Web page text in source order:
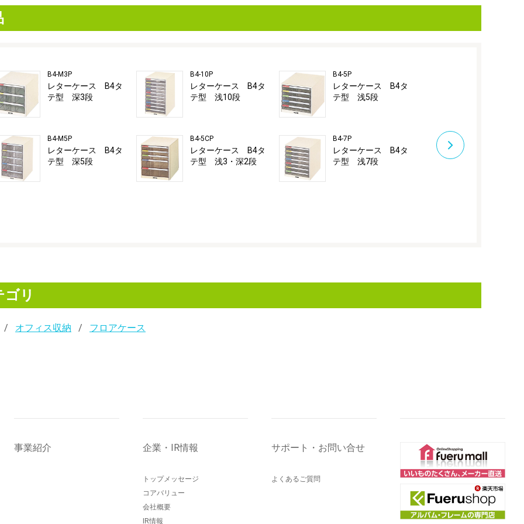
B4-M3P
レターケース B4タ
テ型 深3段
B4-M5P
レターケース B4タ
テ型 深5段
B4-10P
レターケース B4タ
テ型 浅10段
B4-5CP
レターケース B4タ
テ型 浅3・深2段
B4-5P
レターケース B4タ
テ型 浅5段
B4-7P
レターケース B4タ
テ型 浅7段
リ
オフィス収納 フロアケース
事業紹介 企業・IR情報
トップメッセージ
コアバリュー
会社概要
IR情報
サポート・お問い合せ
よくあるご質問